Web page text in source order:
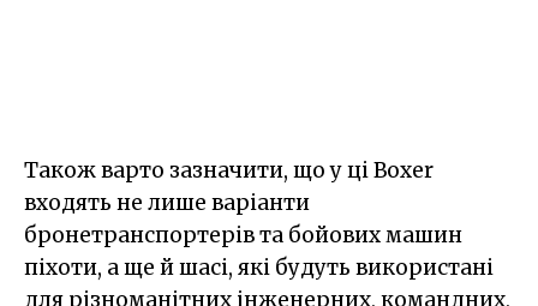
Також варто зазначити, що у ці Boxer
входять не лише варіанти
бронетранспортерів та бойових машин
піхоти, а ще й шасі, які будуть використані
для різноманітних інженерних, командних,